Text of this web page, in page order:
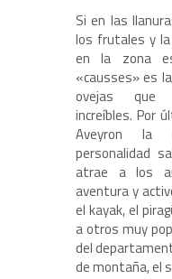
Si en las
los frutales y
en la zona
«causses» es
ovejas que
increíbles. Por
Aveyron la
personalidad
atrae a los
aventura y
el kayak, el
a otros muy
del
de montaña, el